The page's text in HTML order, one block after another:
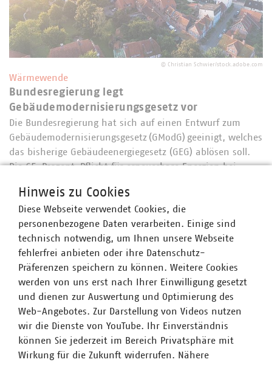
© Christian Schwier/stock.adobe.com
Wärmewende
Bundesregierung legt
Gebäudemodernisierungsgesetz vor
Die Bundesregierung hat sich auf einen Entwurf zum
Gebäudemodernisierungsgesetz (GModG) geeinigt, welches
das bisherige Gebäudeenergiegesetz (GEG) ablösen soll.
Die 65-Prozent-Pflicht für erneuerbare Energien bei
Hinweis zu Cookies
Diese Webseite verwendet Cookies, die
personenbezogene Daten verarbeiten. Einige sind
technisch notwendig, um Ihnen unsere Webseite
fehlerfrei anbieten oder ihre Datenschutz-
Präferenzen speichern zu können. Weitere Cookies
werden von uns erst nach Ihrer Einwilligung gesetzt
und dienen zur Auswertung und Optimierung des
Web-Angebotes. Zur Darstellung von Videos nutzen
wir die Dienste von YouTube. Ihr Einverständnis
können Sie jederzeit im Bereich Privatsphäre mit
Wirkung für die Zukunft widerrufen. Nähere